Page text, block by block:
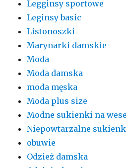
Legginsy sportowe
Leginsy basic
Listonoszki
Marynarki damskie
Moda
Moda damska
moda męska
Moda plus size
Modne sukienki na
Niepowtarzalne
obuwie
Odzież damska